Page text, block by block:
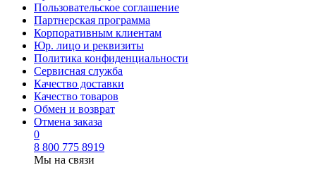
Пользовательское соглашение
Партнерская программа
Корпоративным клиентам
Юр. лицо и реквизиты
Политика конфиденциальности
Сервисная служба
Качество доставки
Качество товаров
Обмен и возврат
Отмена заказа
0
8 800 775 8919
Мы на связи